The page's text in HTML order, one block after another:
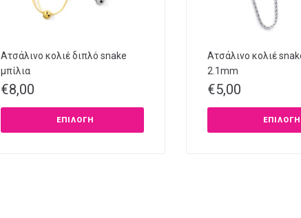
Ατσάλινο κολιέ διπλό snake
μπίλια
€8,00
ΕΠΙΛΟΓΉ
Ατσάλινο κολιέ
2.1mm
€5,00
ΕΠΙΛΟΓΉ